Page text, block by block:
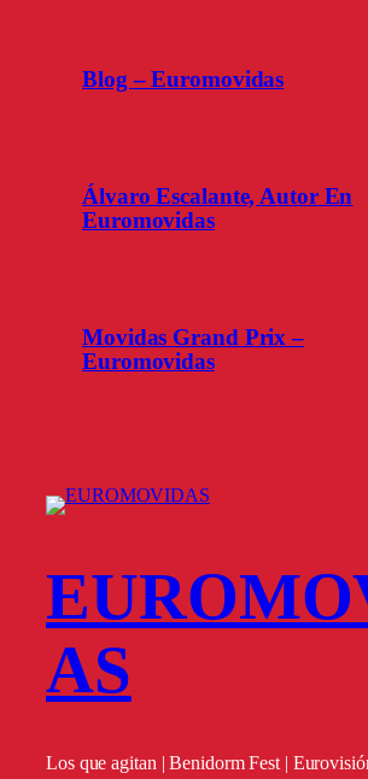
Blog – Euromovidas
Álvaro Escalante, Autor En
Euromovidas
Movidas Grand Prix –
Euromovidas
AS
Los que agitan | Benidorm Fest |